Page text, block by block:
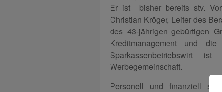
Er ist bisher bereits stv.
Christian Kröger, Leiter des
des 43-jährigen gebürtigen
Kreditmanagement und
Sparkassenbetriebswirt
Werbegemeinschaft.
Personell und finanziell